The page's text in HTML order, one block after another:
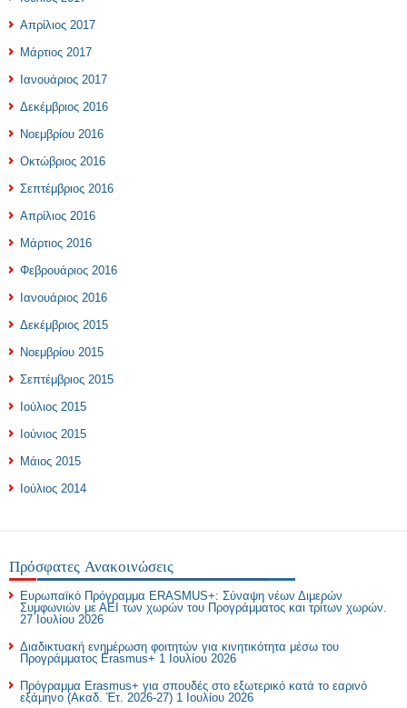
Απρίλιος 2017
Μάρτιος 2017
Ιανουάριος 2017
Δεκέμβριος 2016
Νοεμβρίου 2016
Οκτώβριος 2016
Σεπτέμβριος 2016
Απρίλιος 2016
Μάρτιος 2016
Φεβρουάριος 2016
Ιανουάριος 2016
Δεκέμβριος 2015
Νοεμβρίου 2015
Σεπτέμβριος 2015
Ιούλιος 2015
Ιούνιος 2015
Μάιος 2015
Ιούλιος 2014
Πρόσφατες Ανακοινώσεις
Ευρωπαϊκό Πρόγραμμα ERASMUS+: Σύναψη νέων Διμερών
Συμφωνιών με ΑΕΙ των χωρών του Προγράμματος και τρίτων χωρών.
27 Ιουλίου 2026
Διαδικτυακή ενημέρωση φοιτητών για κινητικότητα μέσω του
Προγράμματος Erasmus+ 1 Ιουλίου 2026
Πρόγραμμα Erasmus+ για σπουδές στο εξωτερικό κατά το εαρινό
εξάμηνο (Ακαδ. Έτ. 2026-27) 1 Ιουλίου 2026